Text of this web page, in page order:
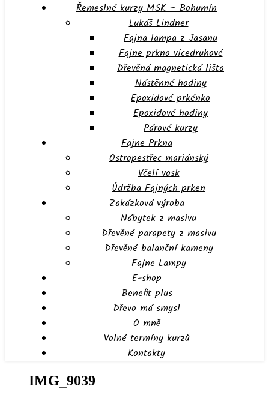
Řemeslné kurzy MSK – Bohumín
Lukáš Lindner
Fajna lampa z Jasanu
Fajne prkno vícedruhové
Dřevěná magnetická lišta
Nástěnné hodiny
Epoxidové prkénko
Epoxidové hodiny
Párové kurzy
Fajne Prkna
Ostropestřec mariánský
Včelí vosk
Údržba Fajných prken
Zakázková výroba
Nábytek z masivu
Dřevěné parapety z masivu
Dřevěné balanční kameny
Fajne Lampy
E-shop
Benefit plus
Dřevo má smysl
O mně
Volné termíny kurzů
Kontakty
IMG_9039